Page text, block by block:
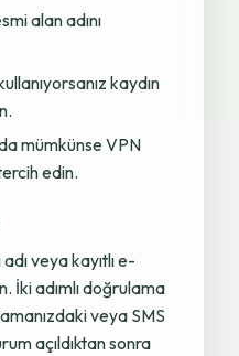
alan adını
kaydın
mümkünse VPN
edin.
veya kayıtlı e-
İki adımlı doğrulama
veya SMS
açıldıktan sonra